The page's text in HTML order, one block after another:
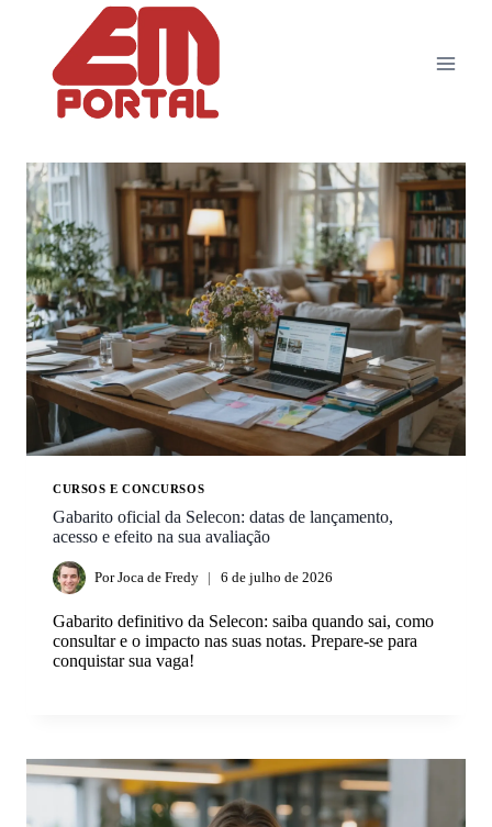
CURSOS E CONCURSOS
Gabarito oficial da Selecon: datas de lançamento,
acesso e efeito na sua avaliação
Por Joca de Fredy 6 de julho de 2026
Gabarito definitivo da Selecon: saiba quando sai, como
consultar e o impacto nas suas notas. Prepare-se para
conquistar sua vaga!